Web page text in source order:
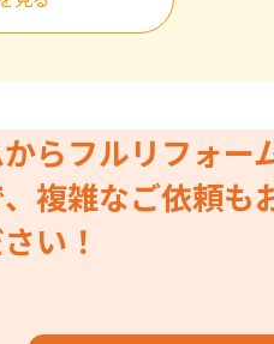
らフルリフォー
複雑なご依頼も
い！